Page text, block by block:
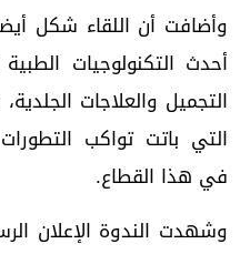
وأضافت أن اللقاء شكل
أحدث التكنولوجيات
التجميل والعلاجات
التي باتت تواكب
في هذا القطاع.